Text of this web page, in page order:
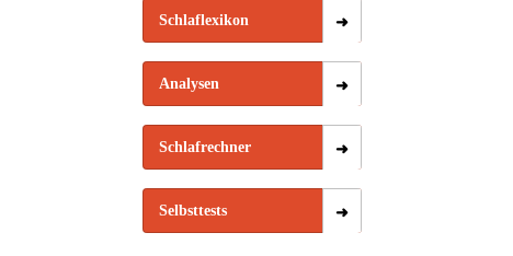
Schlaflexikon
Analysen
Schlafrechner
Selbsttests